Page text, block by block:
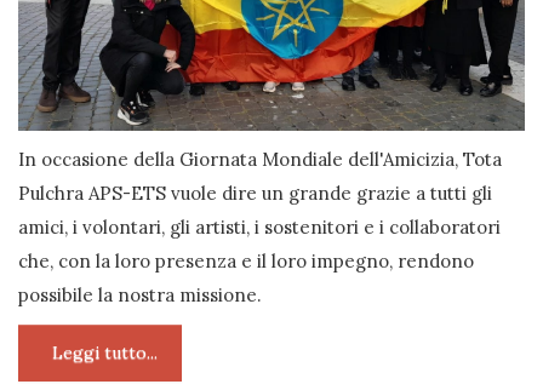
In occasione della Giornata Mondiale dell'Amicizia, Tota
Pulchra APS-ETS vuole dire un grande grazie a tutti gli
amici, i volontari, gli artisti, i sostenitori e i collaboratori
che, con la loro presenza e il loro impegno, rendono
possibile la nostra missione.
Leggi tutto...